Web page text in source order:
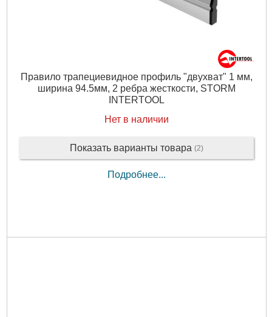
Правило трапециевидное профиль "двухват" 1 мм,
ширина 94.5мм, 2 ребра жесткости, STORM
INTERTOOL
Нет в наличии
Показать варианты товара (2)
Подробнее...